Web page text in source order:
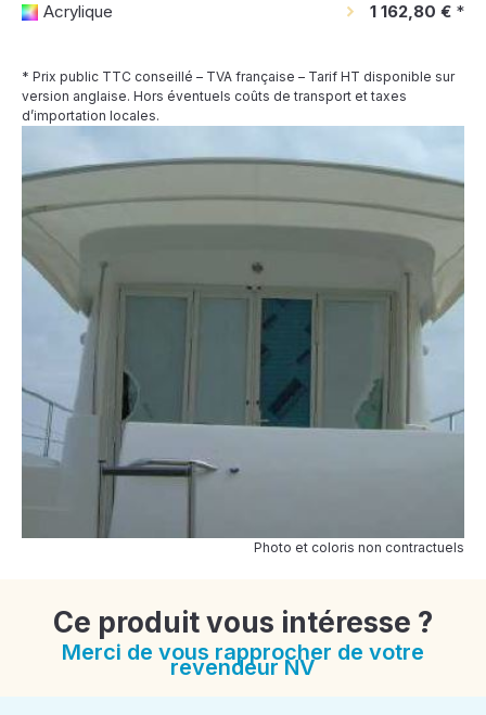
Acrylique
1 162,80 € *
* Prix public TTC conseillé – TVA française – Tarif HT disponible sur
version anglaise. Hors éventuels coûts de transport et taxes
d’importation locales.
Photo et coloris non contractuels
Ce produit vous intéresse ?
Merci de vous rapprocher de votre
revendeur NV